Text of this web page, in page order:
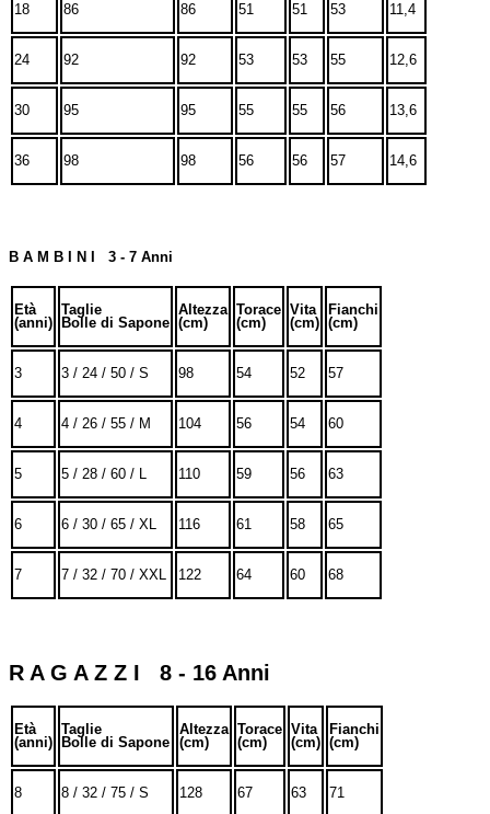
18 86 86 51 51 53 11,4
24 92 92 53 53 55 12,6
30 95 95 55 55 56 13,6
36 98 98 56 56 57 14,6
B A M B I N I 3 - 7 Anni
Età
(anni)
Taglie
Bolle di Sapone
Altezza
(cm)
Torace
(cm)
Vita
(cm)
Fianchi
(cm)
3 3 / 24 / 50 / S 98 54 52 57
4 4 / 26 / 55 / M 104 56 54 60
5 5 / 28 / 60 / L 110 59 56 63
6 6 / 30 / 65 / XL 116 61 58 65
7 7 / 32 / 70 / XXL 122 64 60 68
R A G A Z Z I 8 - 16 Anni
Età
(anni)
Taglie
Bolle di Sapone
Altezza
(cm)
Torace
(cm)
Vita
(cm)
Fianchi
(cm)
8 8 / 32 / 75 / S 128 67 63 71